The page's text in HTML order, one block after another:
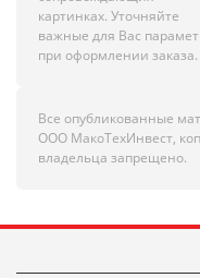
картинках. Уточняйте
важные для Вас
при оформлении заказа.
Все опубликованные
ООО МакоТехИнвест,
владельца запрещено.